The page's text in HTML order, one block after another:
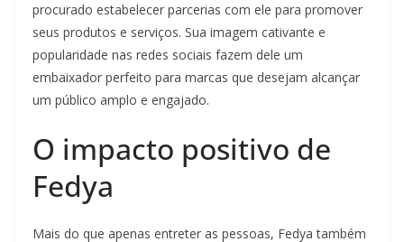
procurado estabelecer parcerias com ele para promover
seus produtos e serviços. Sua imagem cativante e
popularidade nas redes sociais fazem dele um
embaixador perfeito para marcas que desejam alcançar
um público amplo e engajado.
O impacto positivo de
Fedya
Mais do que apenas entreter as pessoas, Fedya também